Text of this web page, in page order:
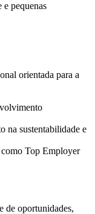
pequenas
orientada para a
na sustentabilidade e
como Top Employer
de oportunidades,